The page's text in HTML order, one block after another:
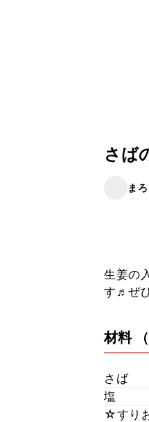
さば
ま
生姜の
す♬ぜ
材料
さば
塩
☆すり